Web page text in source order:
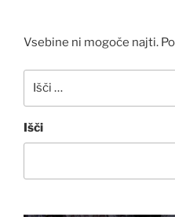
Vsebine ni mogoče najti.
Išči